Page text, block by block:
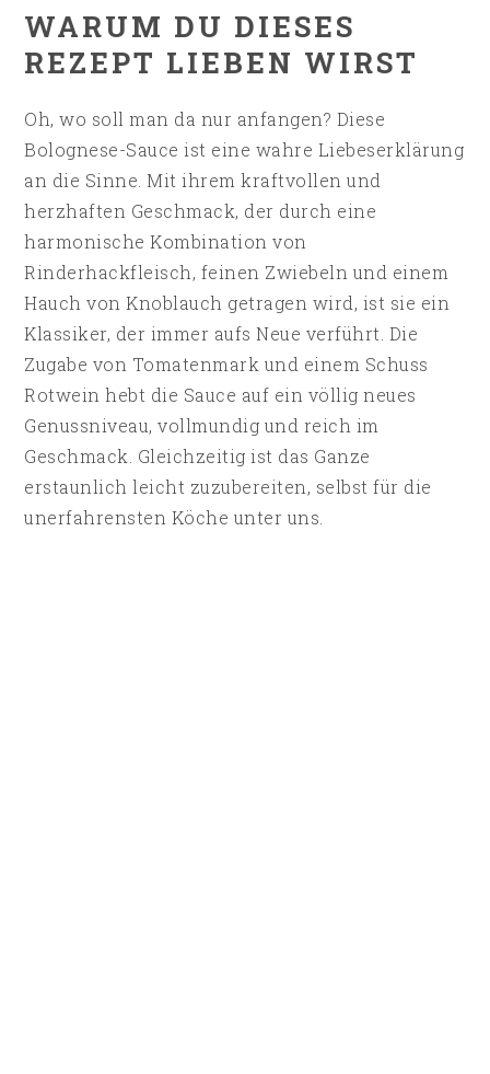
WARUM DU DIESES
REZEPT LIEBEN WIRST
Oh, wo soll man da nur anfangen? Diese
Bolognese-Sauce ist eine wahre Liebeserklärung
an die Sinne. Mit ihrem kraftvollen und
herzhaften Geschmack, der durch eine
harmonische Kombination von
Rinderhackfleisch, feinen Zwiebeln und einem
Hauch von Knoblauch getragen wird, ist sie ein
Klassiker, der immer aufs Neue verführt. Die
Zugabe von Tomatenmark und einem Schuss
Rotwein hebt die Sauce auf ein völlig neues
Genussniveau, vollmundig und reich im
Geschmack. Gleichzeitig ist das Ganze
erstaunlich leicht zuzubereiten, selbst für die
unerfahrensten Köche unter uns.